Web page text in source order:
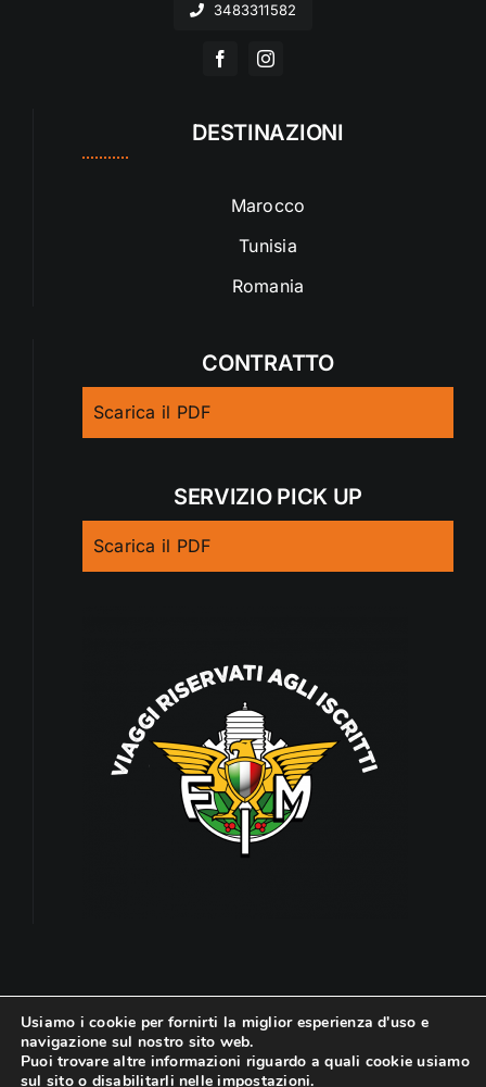
3483311582
DESTINAZIONI
Marocco
Tunisia
Romania
CONTRATTO
Scarica il PDF
SERVIZIO PICK UP
Scarica il PDF
© Copyright 2024 | Viaggi Sterrati | All Rights
Usiamo i cookie per fornirti la miglior esperienza d'uso e
navigazione sul nostro sito web.
Puoi trovare altre informazioni riguardo a quali cookie usiamo
sul sito o disabilitarli nelleimpostazioni.